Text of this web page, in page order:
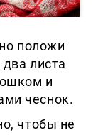
положи
листа
и
чеснок.
чтобы не